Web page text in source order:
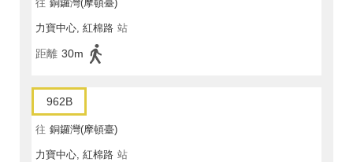
往 銅鑼灣(摩頓臺)
力寶中心, 紅棉路 站
距離 30m
962B
往 銅鑼灣(摩頓臺)
力寶中心, 紅棉路 站